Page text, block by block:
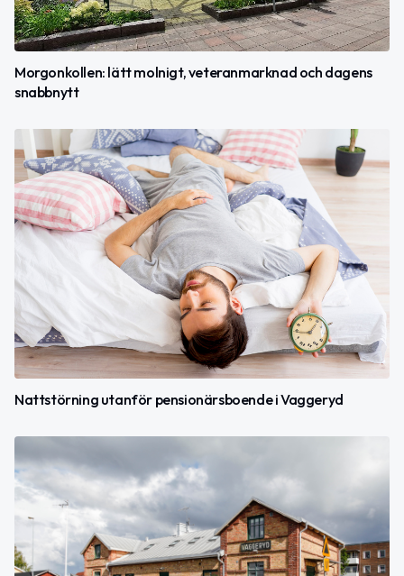
Morgonkollen: lätt molnigt, veteranmarknad och dagens
snabbnytt
Nattstörning utanför pensionärsboende i Vaggeryd